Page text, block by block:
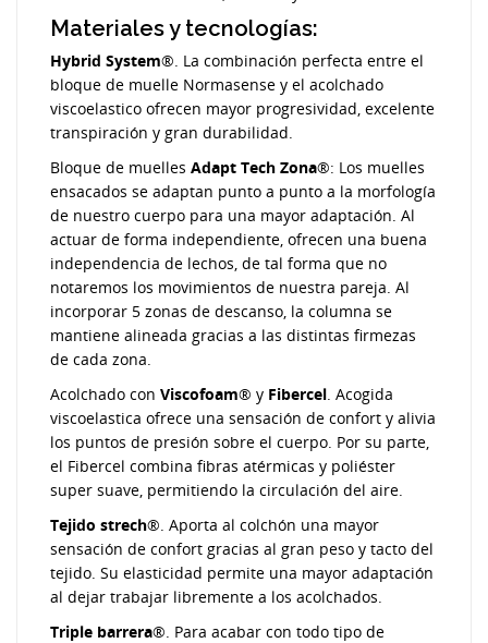
Materiales y tecnologías:
Hybrid System®. La combinación perfecta entre el
bloque de muelle Normasense y el acolchado
viscoelastico ofrecen mayor progresividad, excelente
transpiración y gran durabilidad.
Bloque de muelles Adapt Tech Zona®: Los muelles
ensacados se adaptan punto a punto a la morfología
de nuestro cuerpo para una mayor adaptación. Al
actuar de forma independiente, ofrecen una buena
independencia de lechos, de tal forma que no
notaremos los movimientos de nuestra pareja. Al
incorporar 5 zonas de descanso, la columna se
mantiene alineada gracias a las distintas firmezas
de cada zona.
Acolchado con Viscofoam® y Fibercel. Acogida
viscoelastica ofrece una sensación de confort y alivia
los puntos de presión sobre el cuerpo. Por su parte,
el Fibercel combina fibras atérmicas y poliéster
super suave, permitiendo la circulación del aire.
Tejido strech®. Aporta al colchón una mayor
sensación de confort gracias al gran peso y tacto del
tejido. Su elasticidad permite una mayor adaptación
al dejar trabajar libremente a los acolchados.
Triple barrera®. Para acabar con todo tipo de